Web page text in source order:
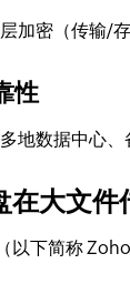
加密（传输/
性
地数据中心
在大文件
以下简称